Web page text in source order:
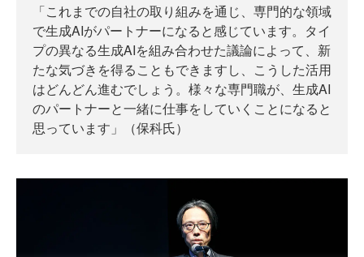
「これまでの自社の取り組みを通じ、専門的な領域
で生成AIがパートナーになると感じています。タイ
プの異なる生成AIを組み合わせた議論によって、新
たな気づきを得ることもできますし、こうした活用
はどんどん進むでしょう。様々な専門職が、生成AI
のパートナーと一緒に仕事をしていくことになると
思っています」（保科氏）